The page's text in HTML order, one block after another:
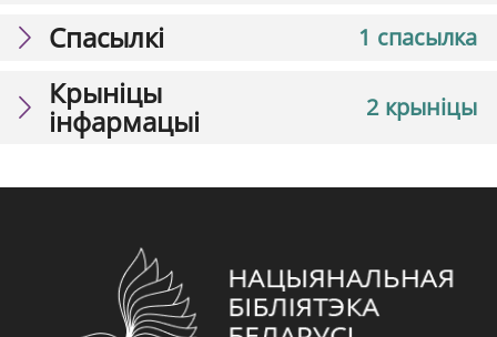
1 спасылка
Спасылкі
2 крыніцы
Крыніцы
інфармацыі